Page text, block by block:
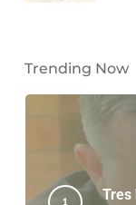
Trending Now
Tres